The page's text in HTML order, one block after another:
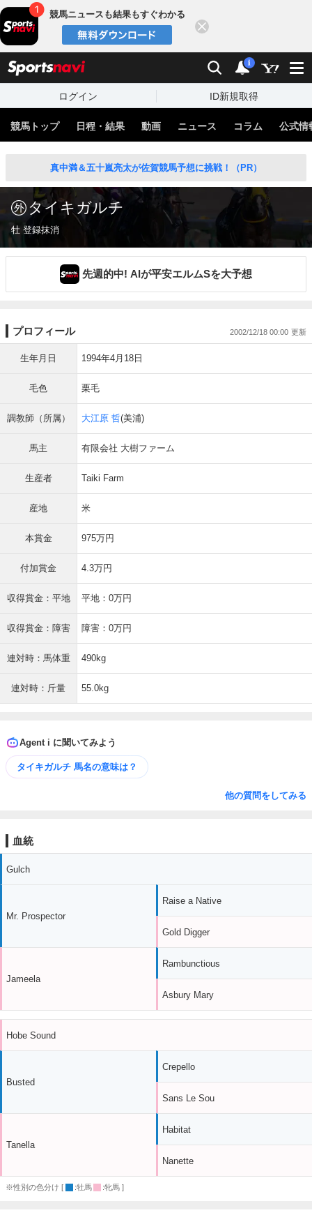
競馬ニュースも結果もすぐわかる
検索 通知
i
ログイン ID新規取得
競馬トップ 日程・結果 動画 ニュース コラム 公式情
真中満＆五十嵐亮太が佐賀競馬予想に挑戦！（PR）
タイキガルチ
牡 登録抹消
先週的中! AIが平安エルムSを大予想
プロフィール 2002/12/18 00:00
生年月日 1994年4月18日
毛色 栗毛
調教師（所属） 大江原 哲(美浦)
馬主 有限会社 大樹ファーム
生産者 Taiki Farm
産地 米
本賞金 975万円
付加賞金 4.3万円
収得賞金：平地 平地：0万円
収得賞金：障害 障害：0万円
連対時：馬体重 490kg
連対時：斤量 55.0kg
Agent i に聞いてみよう
タイキガルチ 馬名の意味は？
他の質問をしてみる
血統
Gulch
Mr. Prospector
Jameela
Raise a Native
Gold Digger
Rambunctious
Asbury Mary
Hobe Sound
Busted
Tanella
Crepello
Sans Le Sou
Habitat
Nanette
※性別の色分け [ :牡馬 :牝馬 ]